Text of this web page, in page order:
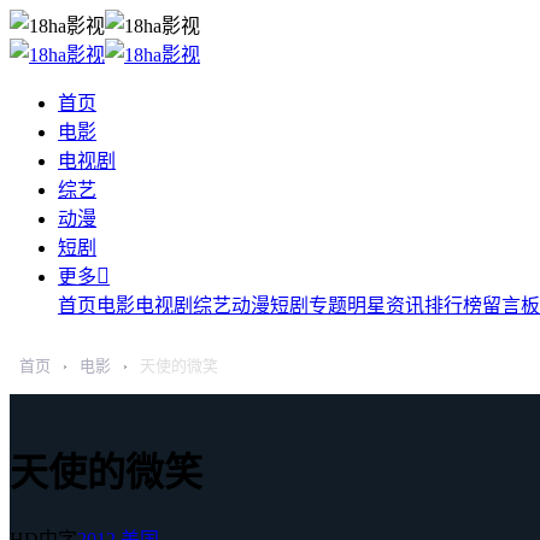
首页
电影
电视剧
综艺
动漫
短剧
更多
首页电影电视剧 综艺动漫短剧 专题明星资讯排行榜留言板
首页 › 电影 › 天使的微笑
天使的微笑